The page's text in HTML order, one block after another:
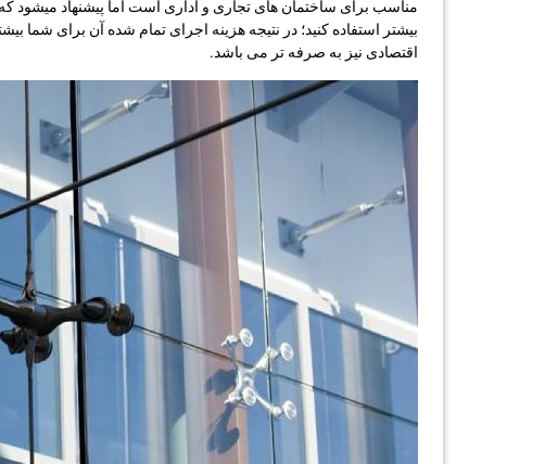
مناسب برای ساختمان های تجاری و اداری است اما پیشنهاد میشود که
بیشتر استفاده کنید؛ در نتیجه هزینه اجرای تمام شده آن برای شما
اقتصادی نیز به صرفه تر می باشد.